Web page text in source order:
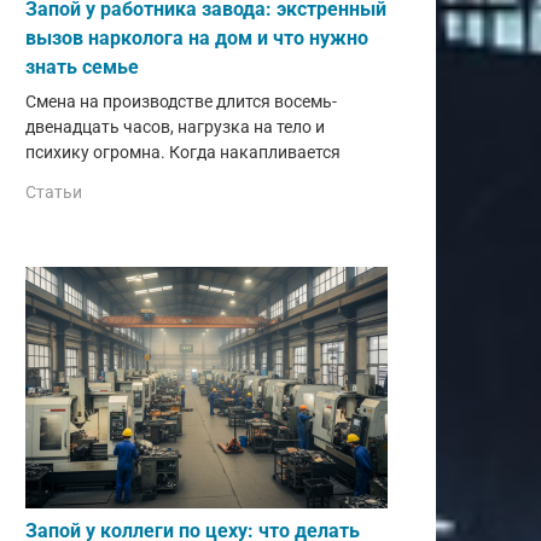
Запой у работника завода: экстренный
вызов нарколога на дом и что нужно
знать семье
Смена на производстве длится восемь-
двенадцать часов, нагрузка на тело и
психику огромна. Когда накапливается
Статьи
Запой у коллеги по цеху: что делать